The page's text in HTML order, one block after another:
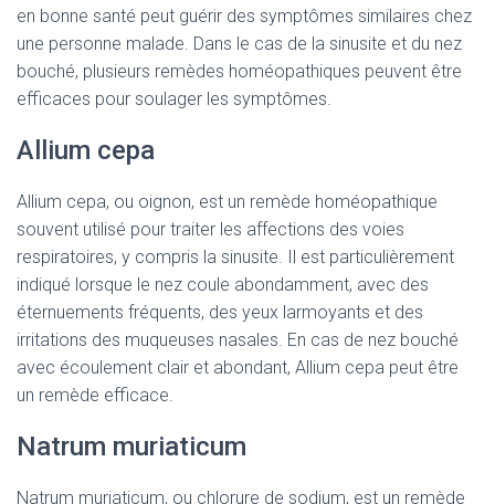
en bonne santé peut guérir des symptômes similaires chez
une personne malade. Dans le cas de la sinusite et du nez
bouché, plusieurs remèdes homéopathiques peuvent être
efficaces pour soulager les symptômes.
Allium cepa
Allium cepa, ou oignon, est un remède homéopathique
souvent utilisé pour traiter les affections des voies
respiratoires, y compris la sinusite. Il est particulièrement
indiqué lorsque le nez coule abondamment, avec des
éternuements fréquents, des yeux larmoyants et des
irritations des muqueuses nasales. En cas de nez bouché
avec écoulement clair et abondant, Allium cepa peut être
un remède efficace.
Natrum muriaticum
Natrum muriaticum, ou chlorure de sodium, est un remède